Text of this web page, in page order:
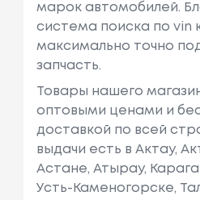
марок автомобилей.
система поиска по vin
максимально точно
запчасть.
Товары нашего
оптовыми ценами и
доставкой по всей
выдачи есть в Актау,
Астане, Атырау,
Усть-Каменогорске,